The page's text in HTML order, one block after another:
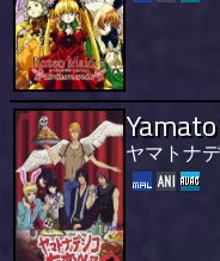
ヤマトナ